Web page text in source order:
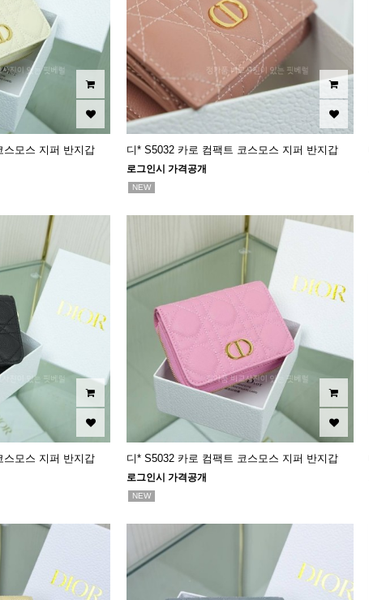
스모스 지퍼 반지갑 디* S5032 카로 컴팩트 코스모스 지퍼 반지갑
로그인시 가격공개
NEW
스모스 지퍼 반지갑 디* S5032 카로 컴팩트 코스모스 지퍼 반지갑
로그인시 가격공개
NEW